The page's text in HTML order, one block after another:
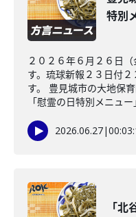
特別
２０２６年６月２６日
す。琉球新報２３日付
す。 豊見城市の大地保
「慰霊の日特別メニュ
2026.06.27|
「